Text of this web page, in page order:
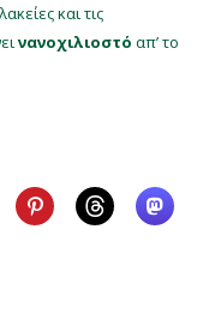
και τις
νανοχιλιοστό απ’ το